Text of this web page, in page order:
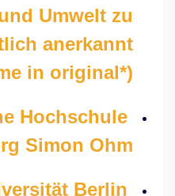
Umwelt zu
anerkannt
in original*)
Hochschule
Simon Ohm